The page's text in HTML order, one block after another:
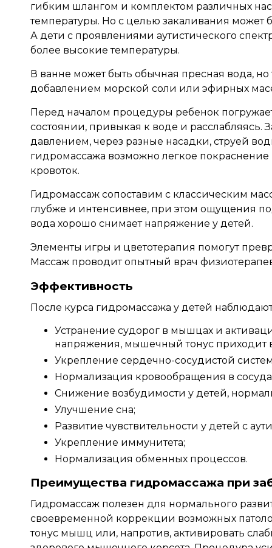
гибким шлангом и комплектом различных
температуры. Но с целью закаливания может
А дети с проявлениями аутистического
более высокие температуры.
В ванне может быть обычная пресная вода,
добавлением морской соли или эфирных
Перед началом процедуры ребенок
состоянии, привыкая к воде и расслабляясь.
давлением, через разные насадки, струей
гидромассажа возможно легкое покраснение
кровоток.
Гидромассаж сопоставим с классическим
глубже и интенсивнее, при этом ощущения
вода хорошо снимает напряжение у детей.
Элементы игры и цветотерапия помогут
Массаж проводит опытный врач
Эффективность
После курса гидромассажа у детей
Устранение судорог в мышцах и
напряжения, мышечный тонус приходит
Укрепление сердечно-сосудистой
Нормализация кровообращения в
Снижение возбудимости у детей,
Улучшение сна;
Развитие чувствительности у детей с
Укрепление иммунитета;
Нормализация обменных процессов.
Преимущества гидромассажа при
Гидромассаж полезен для нормального
своевременной коррекции возможных
тонус мышц или, напротив, активировать